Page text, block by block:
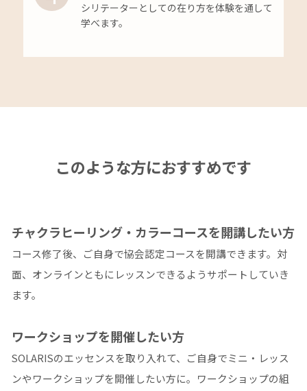
シリテーターとしての在り方を体験を通して
学べます。
このような方におすすめです
チャクラヒーリング・カラーコースを開講したい方
コース修了後、ご自身で協会認定コースを開講できます。対
面、オンラインともにレッスンできるようサポートしていき
ます。
ワークショップを開催したい方
SOLARISのエッセンスを取り入れて、ご自身でミニ・レッス
ンやワークショップを開催したい方に。ワークショップの組